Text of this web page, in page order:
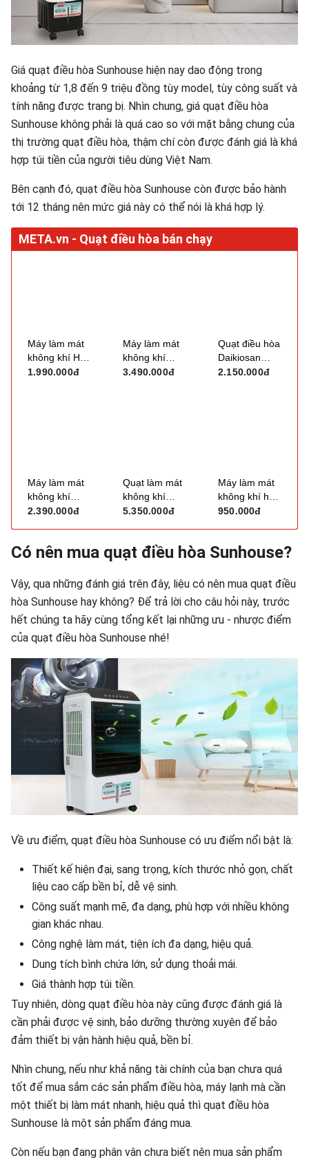
Giá quạt điều hòa Sunhouse hiện nay dao động trong
khoảng từ 1,8 đến 9 triệu đồng tùy model, tùy công suất và
tính năng được trang bị. Nhìn chung, giá quạt điều hòa
Sunhouse không phải là quá cao so với mặt bằng chung của
thị trường quạt điều hòa, thậm chí còn được đánh giá là khá
hợp túi tiền của người tiêu dùng Việt Nam.
Bên cạnh đó, quạt điều hòa Sunhouse còn được bảo hành
tới 12 tháng nên mức giá này có thể nói là khá hợp lý.
Máy làm mát
không khí Hòa
Phát HPCF1-
1.990.000đ
Máy làm mát
không khí
Sunhouse
3.490.000đ
Quạt điều hòa
Daikiosan
DM110
2.150.000đ
Máy làm mát
không khí
Sunhouse
2.390.000đ
Quạt làm mát
không khí
Boss S106
5.350.000đ
Máy làm mát
không khí hơi
nước
950.000đ
Có nên mua quạt điều hòa Sunhouse?
Vậy, qua những đánh giá trên đây, liệu có nên mua quạt điều
hòa Sunhouse hay không? Để trả lời cho câu hỏi này, trước
hết chúng ta hãy cùng tổng kết lại những ưu - nhược điểm
của quạt điều hòa Sunhouse nhé!
Về ưu điểm, quạt điều hòa Sunhouse có ưu điểm nổi bật là:
Thiết kế hiện đại, sang trọng, kích thước nhỏ gọn, chất
liệu cao cấp bền bỉ, dễ vệ sinh.
Công suất mạnh mẽ, đa dạng, phù hợp với nhiều không
gian khác nhau.
Công nghệ làm mát, tiện ích đa dạng, hiệu quả.
Dung tích bình chứa lớn, sử dụng thoải mái.
Giá thành hợp túi tiền.
Tuy nhiên, dòng quạt điều hòa này cũng được đánh giá là
cần phải được vệ sinh, bảo dưỡng thường xuyên để bảo
đảm thiết bị vận hành hiệu quả, bền bỉ.
Nhìn chung, nếu như khả năng tài chính của bạn chưa quá
tốt để mua sắm các sản phẩm điều hòa, máy lạnh mà cần
một thiết bị làm mát nhanh, hiệu quả thì quạt điều hòa
Sunhouse là một sản phẩm đáng mua.
Còn nếu bạn đang phân vân chưa biết nên mua sản phẩm